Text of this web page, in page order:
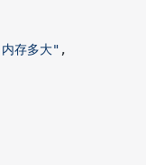
存多大" ,